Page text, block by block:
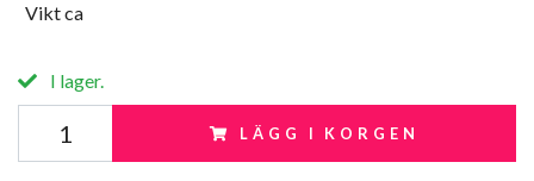
Vikt ca
I lager.
LÄGG I KORGEN